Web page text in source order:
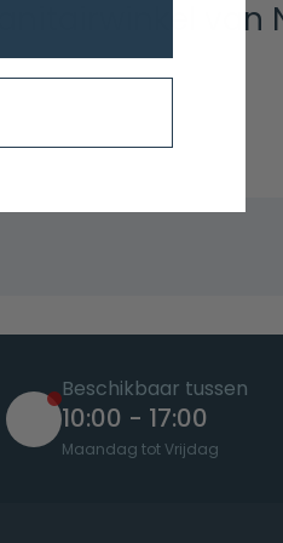
van
Beschikbaar tussen
10:00 - 17:00
Maandag tot Vrijdag